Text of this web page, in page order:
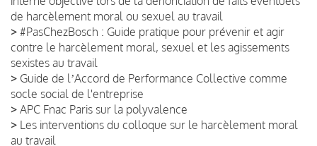
de harcèlement moral ou sexuel au travail
> #PasChezBosch : Guide pratique pour prévenir et agir
contre le harcèlement moral, sexuel et les agissements
sexistes au travail
> Guide de lʼAccord de Performance Collective comme
socle social de l'entreprise
> APC Fnac Paris sur la polyvalence
> Les interventions du colloque sur le harcèlement moral
au travail